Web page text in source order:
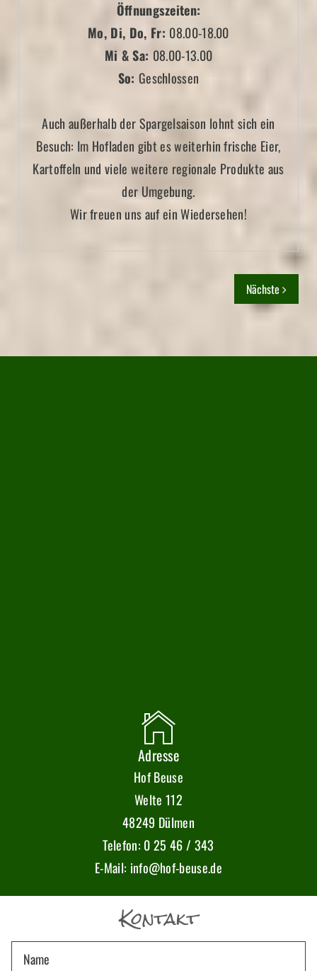
Öffnungszeiten:
Mo, Di, Do, Fr: 08.00-18.00
Mi & Sa: 08.00-13.00
So: Geschlossen
Auch außerhalb der Spargelsaison lohnt sich ein
Besuch: Im Hofladen gibt es weiterhin frische Eier,
Kartoffeln und viele weitere regionale Produkte aus
der Umgebung.
Wir freuen uns auf ein Wiedersehen!
Nächste
Adresse
Hof Beuse
Welte 112
48249 Dülmen
Telefon: 0 25 46 / 343
E-Mail: info@hof-beuse.de
Kontakt